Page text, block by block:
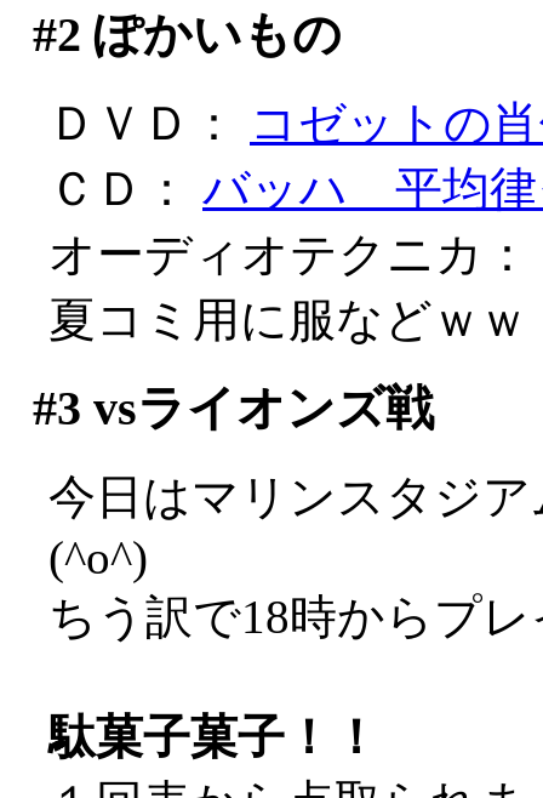
#2 ぽかいもの
ＤＶＤ：
コゼットの
ＣＤ： バッハ 平均律
オーディオテクニカ：
夏コミ用に服などｗｗ
#3 vsライオンズ戦
今日はマリンスタジ
(^o^)
ちう訳で18時からプ
駄菓子菓子！！